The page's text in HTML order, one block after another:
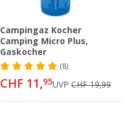
Campingaz Kocher
Camping Micro Plus,
Gaskocher
(8)
CHF 11,95UVP CHF 19,99